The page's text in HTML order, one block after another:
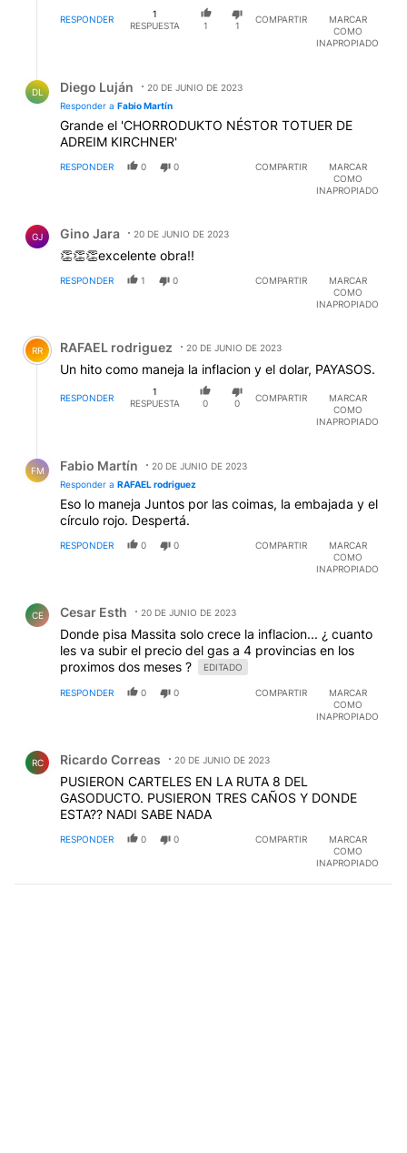
RESPONDER
1
RESPUESTA
1 1
COMPARTIR
MARCAR
COMO
INAPROPIADO
DL Diego Luján
20 DE JUNIO DE 2023
Responder a Fabio Martín
Grande el 'CHORRODUKTO NÉSTOR TOTUER DE
ADREIM KIRCHNER'
RESPONDER 0 0 COMPARTIR
MARCAR
COMO
INAPROPIADO
GJ Gino Jara 20 DE JUNIO DE 2023
👏👏👏excelente obra!!
RESPONDER 1 0 COMPARTIR
MARCAR
COMO
INAPROPIADO
Comentario de RAFAEL rodriguez.
RR RAFAEL rodriguez 20 DE JUNIO DE 2023
Un hito como maneja la inflacion y el dolar, PAYASOS.
RESPONDER
1
RESPUESTA
0 0
COMPARTIR
MARCAR
COMO
INAPROPIADO
FM Fabio Martín
20 DE JUNIO DE 2023
Responder a RAFAEL rodriguez
Eso lo maneja Juntos por las coimas, la embajada y el
círculo rojo. Despertá.
RESPONDER 0 0 COMPARTIR
MARCAR
COMO
INAPROPIADO
CE Cesar Esth 20 DE JUNIO DE 2023
Donde pisa Massita solo crece la inflacion... ¿ cuanto
les va subir el precio del gas a 4 provincias en los
proximos dos meses ?
EDITADO
RESPONDER 0 0 COMPARTIR
MARCAR
COMO
INAPROPIADO
RC Ricardo Correas 20 DE JUNIO DE 2023
PUSIERON CARTELES EN LA RUTA 8 DEL
GASODUCTO. PUSIERON TRES CAÑOS Y DONDE
ESTA?? NADI SABE NADA
RESPONDER 0 0 COMPARTIR
MARCAR
COMO
INAPROPIADO